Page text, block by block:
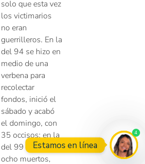
solo que esta vez
los victimarios
no eran
guerrilleros. En la
del 94 se hizo en
medio de una
verbena para
recolectar
fondos, inició el
sábado y acabó
el domingo, con
35 occisos; en la
del 99 hubo
ocho muertos,
Estamos en línea
4